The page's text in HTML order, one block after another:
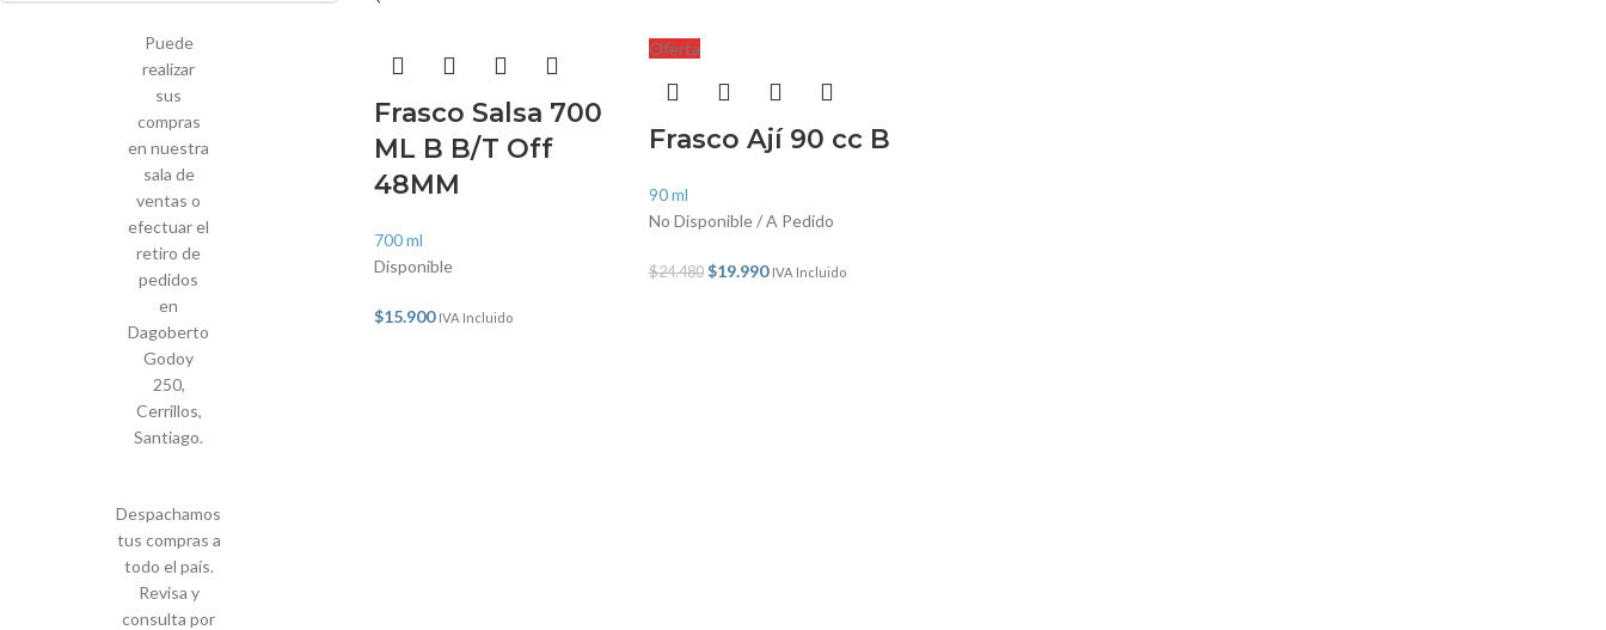
Puede
realizar
sus
compras
en nuestra
sala de
ventas o
efectuar el
retiro de
pedidos
en
Dagoberto
Godoy
250,
Cerrillos,
Santiago.
Despachamos
tus compras a
todo el país.
Revisa y
consulta por
Frasco Salsa 700
ML B B/T Off
48MM
700 ml
Disponible
$15.900 IVA Incluido
Oferta
Frasco Ají 90 cc B
90 ml
No Disponible / A Pedido
$24.480 $19.990 IVA Incluido